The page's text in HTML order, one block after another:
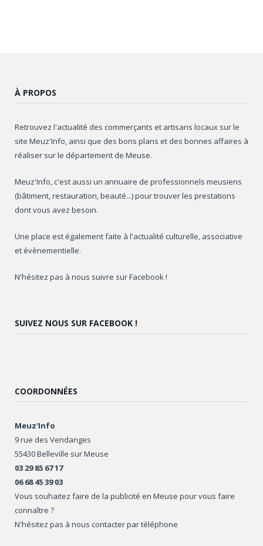
À PROPOS
Retrouvez l'actualité des commerçants et artisans locaux sur le
site Meuz'Info, ainsi que des bons plans et des bonnes affaires à
réaliser sur le département de Meuse.
Meuz'Info, c'est aussi un annuaire de professionnels meusiens
(bâtiment, restauration, beauté...) pour trouver les prestations
dont vous avez besoin.
Une place est également faite à l'actualité culturelle, associative
et évènementielle.
N'hésitez pas à nous suivre sur Facebook !
SUIVEZ NOUS SUR FACEBOOK !
COORDONNÉES
Meuz'Info
9 rue des Vendanges
55430 Belleville sur Meuse
03 29 85 67 17
06 68 45 39 03
Vous souhaitez faire de la publicité en Meuse pour vous faire
connaître ?
N'hésitez pas à nous contacter par téléphone